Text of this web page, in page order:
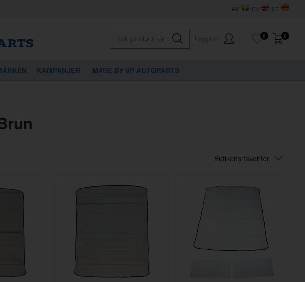
DE
EN
SV
0
0
KAMPANJER MADE BY VP AUTOPARTS
Butikens favoriter